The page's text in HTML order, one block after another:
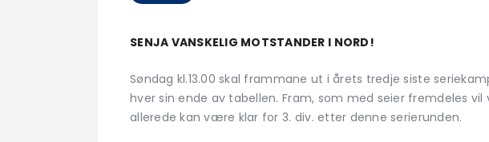
SENJA VANSKELIG MOTSTANDER I NORD!
Søndag kl.13.00 skal frammane ut i årets tredje siste
hver sin ende av tabellen. Fram, som med seier fremdeles
allerede kan være klar for 3. div. etter denne serierunden.